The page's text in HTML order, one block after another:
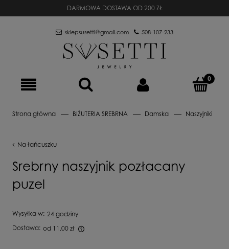
DARMOWA DOSTAWA OD 200 ZŁ
sklepsusetti@gmail.com 508-107-233
Strona główna BIŻUTERIA SREBRNA Damska Naszyjniki
Na łańcuszku
Srebrny naszyjnik pozłacany
puzel
Wysyłka w: 24 godziny
Dostawa: od 11,00 zł